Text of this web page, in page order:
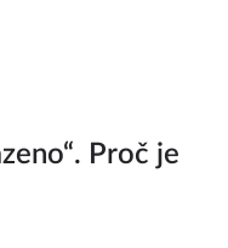
Proč je